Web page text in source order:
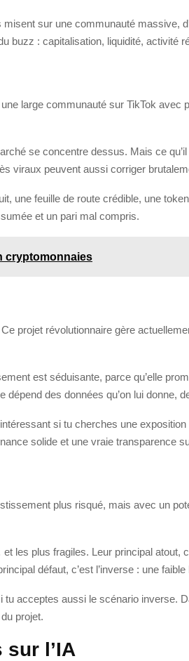
sur une communauté massive,
buzz : capitalisation, liquidité, activité
large communauté sur TikTok avec
se concentre dessus. Mais ce
viraux peuvent aussi corriger
une feuille de route crédible, une
et un pari mal compris.
cryptomonnaies
projet révolutionnaire gère
est séduisante, parce qu’elle
des données qu’on lui donne,
si tu cherches une
solide et une vraie transparence
plus risqué, mais avec un
plus fragiles. Leur principal atout,
défaut, c’est l’inverse : une
acceptes aussi le scénario inverse.
projet.
l’IA